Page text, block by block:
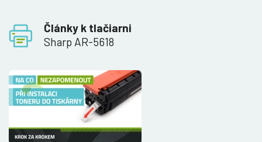
Články k tlačiarni
Sharp AR-5618